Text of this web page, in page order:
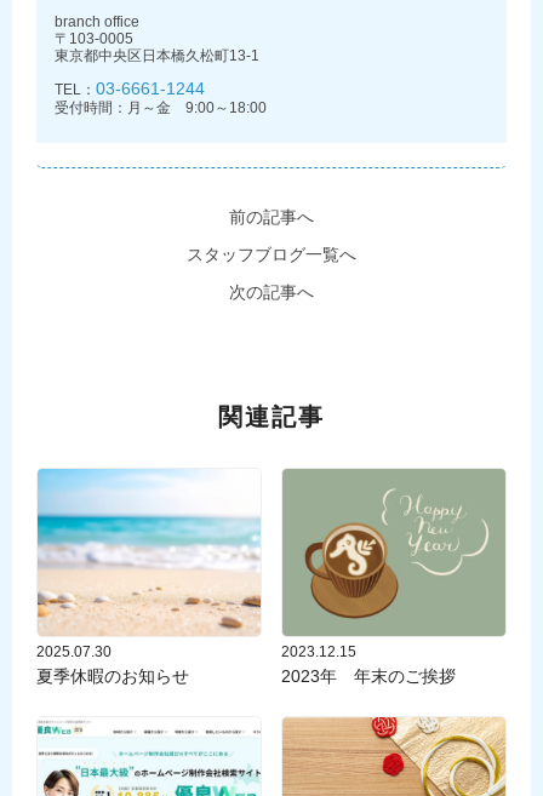
branch office
〒103-0005
東京都中央区日本橋久松町13-1
TEL： 03-6661-1244
受付時間：月～金 9:00～18:00
前の記事へ
スタッフブログ一覧へ
次の記事へ
関連記事
2025.07.30
夏季休暇のお知らせ
2023.12.15
2023年 年末のご挨拶